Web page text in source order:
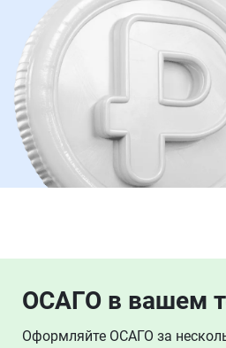
ОСАГО в вашем
Оформляйте ОСАГО за